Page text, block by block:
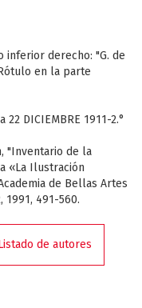
inferior derecho: "G. de
en la parte
DICIEMBRE 1911-2.°
"Inventario de la
«La Ilustración
de Bellas Artes
1991, 491-560.
de autores